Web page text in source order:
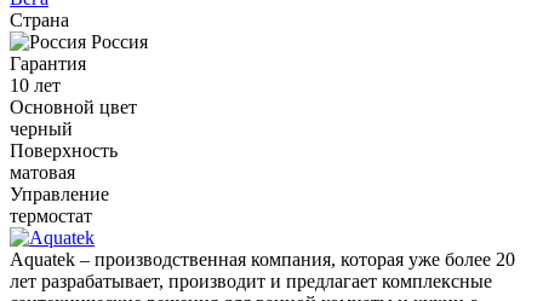
Страна
Россия
Гарантия
10 лет
Основной цвет
черный
Поверхность
матовая
Управление
термостат
Aquatek – производственная компания, которая уже более 20
лет разрабатывает, производит и предлагает комплексные